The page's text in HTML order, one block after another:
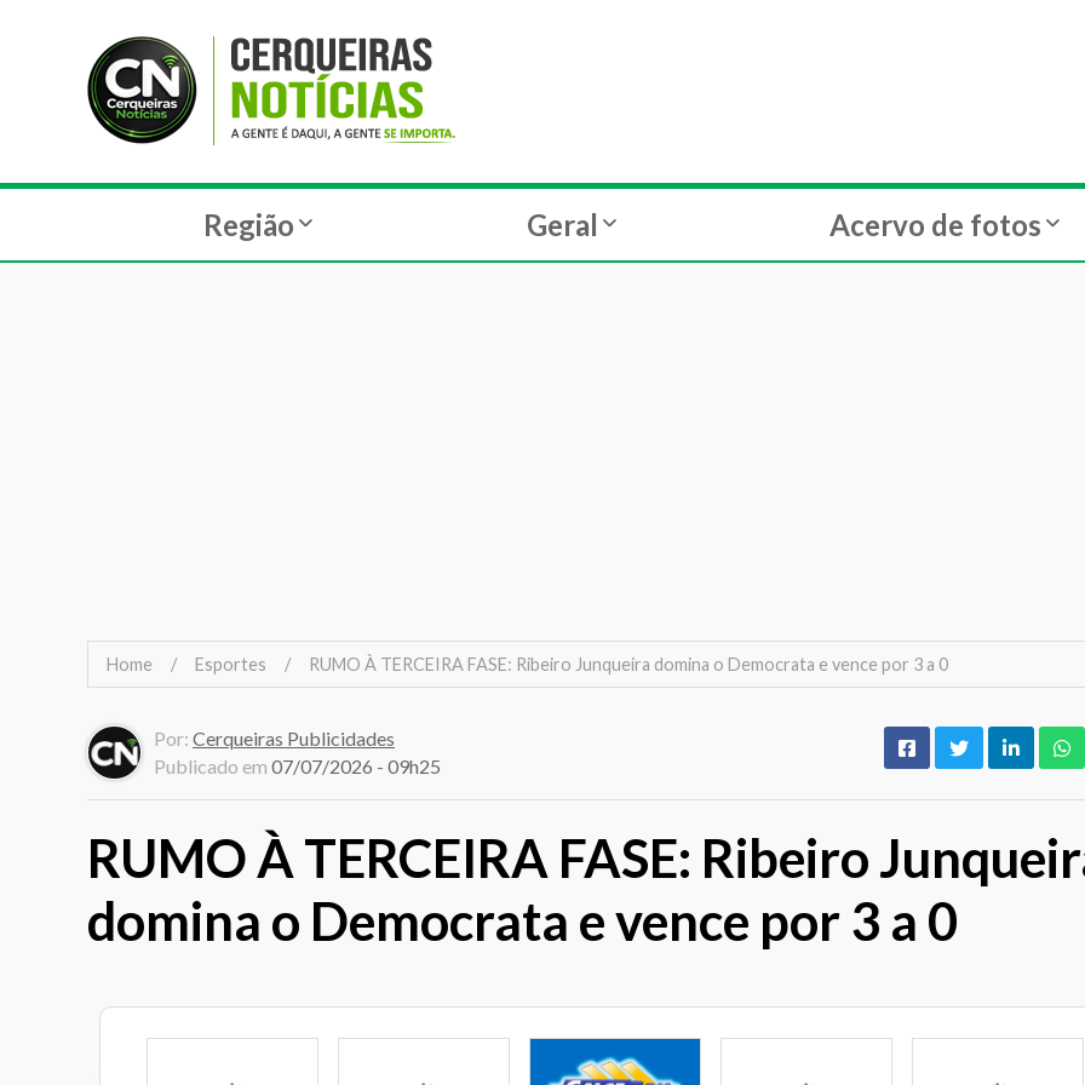
Região Geral Acervo de fotos
Home Esportes RUMO À TERCEIRA FASE: Ribeiro Junqueira domina o Democrata e vence por 3 a 0
Por: Cerqueiras Publicidades
Publicado em 07/07/2026 - 09h25
RUMO À TERCEIRA FASE: Ribeiro
domina o Democrata e vence por 3 a 0